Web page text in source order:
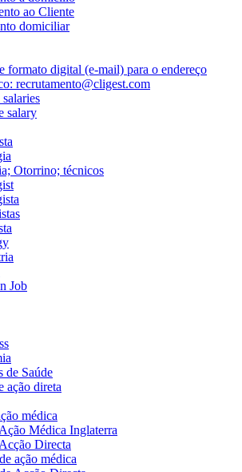
ao Cliente
domiciliar
formato digital (e-mail) para o endereço
recrutamento@cligest.com
salary
Otorrino; técnicos
Job
de Saúde
ação direta
médica
Médica Inglaterra
Directa
ação médica